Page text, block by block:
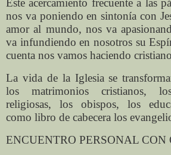
Este acercamiento frecuente a las
nos va poniendo en sintonía con
amor al mundo, nos va
va infundiendo en nosotros su
cuenta nos vamos haciendo
La vida de la Iglesia se
los matrimonios cristianos,
religiosas, los obispos, los
como libro de cabecera los
ENCUENTRO PERSONAL CON